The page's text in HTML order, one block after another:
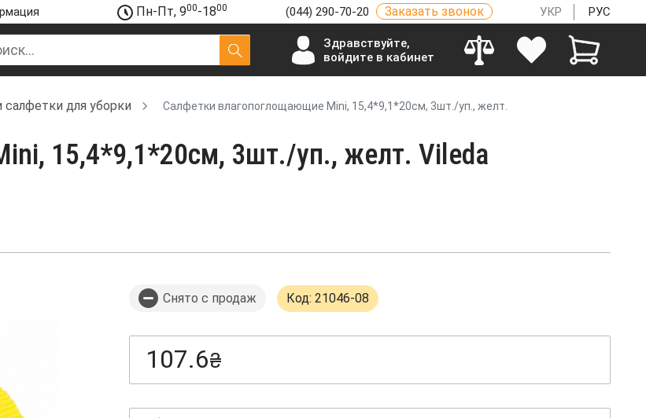
Пн-Пт, 900-1800 (044) 290-70-20 Заказать звонок УКР РУС
Здравствуйте,
войдите в кабинет
для уборки Салфетки влагопоглощающие Мini, 15,4*9,1*20см, 3шт./уп., желт.
15,4*9,1*20см, 3шт./уп., желт. Vileda
Снято с продаж Код: 21046-08
107.6₴